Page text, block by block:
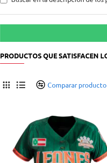
PRODUCTOS QUE SATISFACEN
Comparar producto